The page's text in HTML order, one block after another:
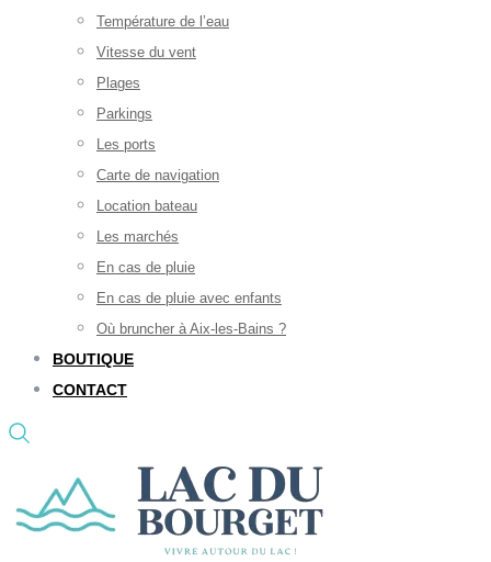
Température de l’eau
Vitesse du vent
Plages
Parkings
Les ports
Carte de navigation
Location bateau
Les marchés
En cas de pluie
En cas de pluie avec enfants
Où bruncher à Aix-les-Bains ?
BOUTIQUE
CONTACT